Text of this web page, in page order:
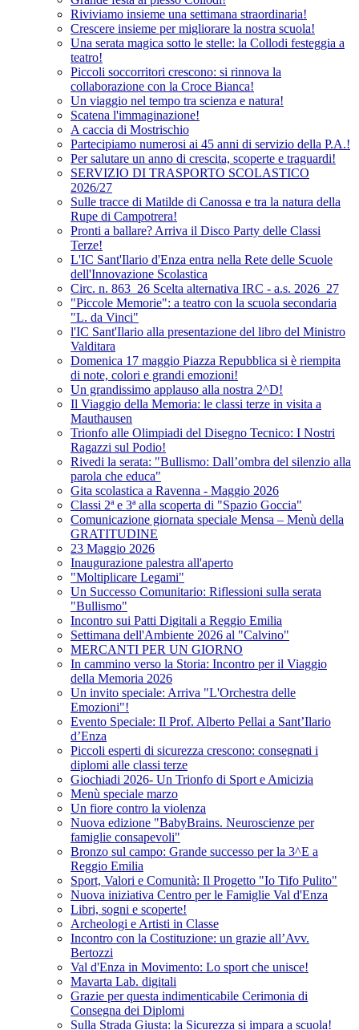
Riviviamo insieme una settimana straordinaria!
Crescere insieme per migliorare la nostra scuola!
Una serata magica sotto le stelle: la Collodi festeggia a
teatro!
Piccoli soccorritori crescono: si rinnova la
collaborazione con la Croce Bianca!
Un viaggio nel tempo tra scienza e natura!
Scatena l'immaginazione!
A caccia di Mostrischio
Partecipiamo numerosi ai 45 anni di servizio della P.A.!
Per salutare un anno di crescita, scoperte e traguardi!
SERVIZIO DI TRASPORTO SCOLASTICO
2026/27
Sulle tracce di Matilde di Canossa e tra la natura della
Rupe di Campotrera!
Pronti a ballare? Arriva il Disco Party delle Classi
Terze!
L'IC Sant'Ilario d'Enza entra nella Rete delle Scuole
dell'Innovazione Scolastica
Circ. n. 863_26 Scelta alternativa IRC - a.s. 2026_27
"Piccole Memorie": a teatro con la scuola secondaria
"L. da Vinci"
l'IC Sant'Ilario alla presentazione del libro del Ministro
Valditara
Domenica 17 maggio Piazza Repubblica si è riempita
di note, colori e grandi emozioni!
Un grandissimo applauso alla nostra 2^D!
Il Viaggio della Memoria: le classi terze in visita a
Mauthausen
Trionfo alle Olimpiadi del Disegno Tecnico: I Nostri
Ragazzi sul Podio!
Rivedi la serata: "Bullismo: Dall’ombra del silenzio alla
parola che educa"
Gita scolastica a Ravenna - Maggio 2026
Classi 2ª e 3ª alla scoperta di "Spazio Goccia"
Comunicazione giornata speciale Mensa – Menù della
GRATITUDINE
23 Maggio 2026
Inaugurazione palestra all'aperto
"Moltiplicare Legami"
Un Successo Comunitario: Riflessioni sulla serata
"Bullismo"
Incontro sui Patti Digitali a Reggio Emilia
Settimana dell'Ambiente 2026 al "Calvino"
MERCANTI PER UN GIORNO
In cammino verso la Storia: Incontro per il Viaggio
della Memoria 2026
Un invito speciale: Arriva "L'Orchestra delle
Emozioni"!
Evento Speciale: Il Prof. Alberto Pellai a Sant’Ilario
d’Enza
Piccoli esperti di sicurezza crescono: consegnati i
diplomi alle classi terze
Giochiadi 2026- Un Trionfo di Sport e Amicizia
Menù speciale marzo
Un fiore contro la violenza
Nuova edizione "BabyBrains. Neuroscienze per
famiglie consapevoli"
Bronzo sul campo: Grande successo per la 3^E a
Reggio Emilia
Sport, Valori e Comunità: Il Progetto "Io Tifo Pulito"
Nuova iniziativa Centro per le Famiglie Val d'Enza
Libri, sogni e scoperte!
Archeologi e Artisti in Classe
Incontro con la Costituzione: un grazie all’Avv.
Bertozzi
Val d'Enza in Movimento: Lo sport che unisce!
Mavarta Lab. digitali
Grazie per questa indimenticabile Cerimonia di
Consegna dei Diplomi
Sulla Strada Giusta: la Sicurezza si impara a scuola!